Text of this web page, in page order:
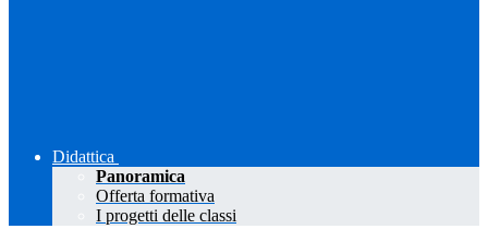
Didattica
Panoramica
Offerta formativa
I progetti delle classi